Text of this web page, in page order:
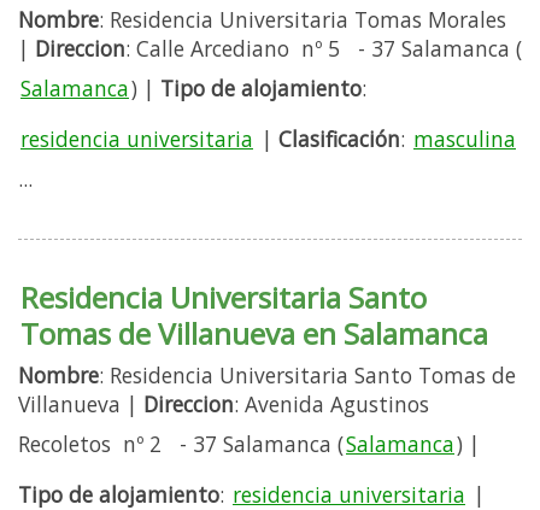
Nombre: Residencia Universitaria Tomas Morales
| Direccion: Calle Arcediano nº 5 - 37 Salamanca (
Salamanca) | Tipo de alojamiento:
residencia universitaria | Clasificación: masculina
...
Residencia Universitaria Santo
Tomas de Villanueva en Salamanca
Nombre: Residencia Universitaria Santo Tomas de
Villanueva | Direccion: Avenida Agustinos
Recoletos nº 2 - 37 Salamanca (Salamanca) |
Tipo de alojamiento: residencia universitaria |